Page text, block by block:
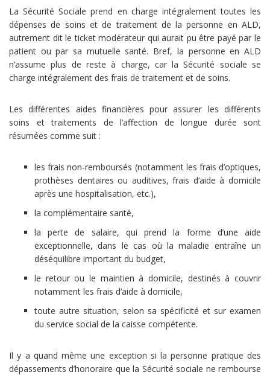
La Sécurité Sociale prend en charge intégralement toutes les
dépenses de soins et de traitement de la personne en ALD,
autrement dit le ticket modérateur qui aurait pu être payé par le
patient ou par sa mutuelle santé. Bref, la personne en ALD
n’assume plus de reste à charge, car la Sécurité sociale se
charge intégralement des frais de traitement et de soins.
Les différentes aides financières pour assurer les différents
soins et traitements de l’affection de longue durée sont
résumées comme suit :
les frais non-remboursés (notamment les frais d’optiques,
prothèses dentaires ou auditives, frais d’aide à domicile
après une hospitalisation, etc.),
la complémentaire santé,
la perte de salaire, qui prend la forme d’une aide
exceptionnelle, dans le cas où la maladie entraîne un
déséquilibre important du budget,
le retour ou le maintien à domicile, destinés à couvrir
notamment les frais d’aide à domicile,
toute autre situation, selon sa spécificité et sur examen
du service social de la caisse compétente.
Il y a quand même une exception si la personne pratique des
dépassements d’honoraire que la Sécurité sociale ne rembourse